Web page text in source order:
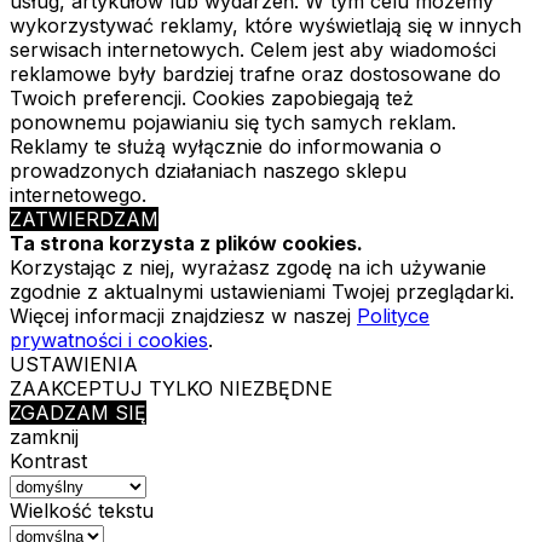
wykorzystywać reklamy, które wyświetlają się w innych
serwisach internetowych. Celem jest aby wiadomości
reklamowe były bardziej trafne oraz dostosowane do
Twoich preferencji. Cookies zapobiegają też
ponownemu pojawianiu się tych samych reklam.
Reklamy te służą wyłącznie do informowania o
prowadzonych działaniach naszego sklepu
internetowego.
ZATWIERDZAM
Ta strona korzysta z plików cookies.
Korzystając z niej, wyrażasz zgodę na ich używanie
zgodnie z aktualnymi ustawieniami Twojej przeglądarki.
Więcej informacji znajdziesz w naszej Polityce
prywatności i cookies.
USTAWIENIA
ZAAKCEPTUJ TYLKO NIEZBĘDNE
ZGADZAM SIĘ
zamknij
Kontrast
Wielkość tekstu